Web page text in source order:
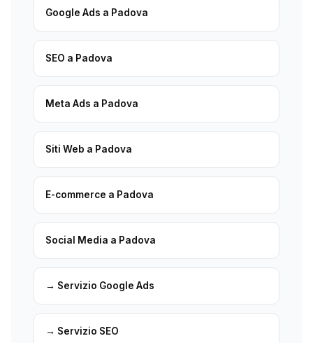
Google Ads a Padova
SEO a Padova
Meta Ads a Padova
Siti Web a Padova
E-commerce a Padova
Social Media a Padova
→ Servizio Google Ads
→ Servizio SEO